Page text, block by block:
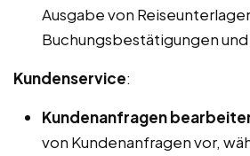
Ausgabe von
Buchungsbestätigungen und
Kundenservice:
Kundenanfragen
von Kundenanfragen vor,